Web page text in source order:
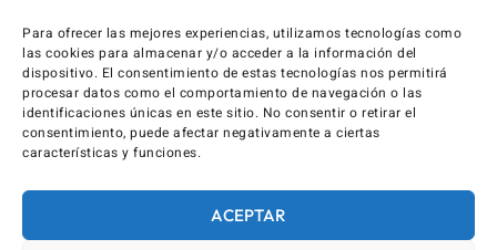
Para ofrecer las mejores experiencias, utilizamos tecnologías como
las cookies para almacenar y/o acceder a la información del
dispositivo. El consentimiento de estas tecnologías nos permitirá
procesar datos como el comportamiento de navegación o las
identificaciones únicas en este sitio. No consentir o retirar el
consentimiento, puede afectar negativamente a ciertas
características y funciones.
ACEPTAR